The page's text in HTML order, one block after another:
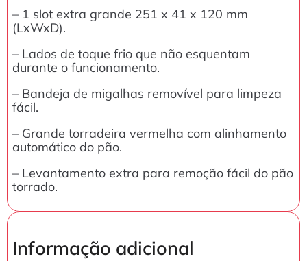
– 1 slot extra grande 251 x 41 x 120 mm
(LxWxD).
– Lados de toque frio que não esquentam
durante o funcionamento.
– Bandeja de migalhas removível para limpeza
fácil.
– Grande torradeira vermelha com alinhamento
automático do pão.
– Levantamento extra para remoção fácil do pão
torrado.
Informação adicional